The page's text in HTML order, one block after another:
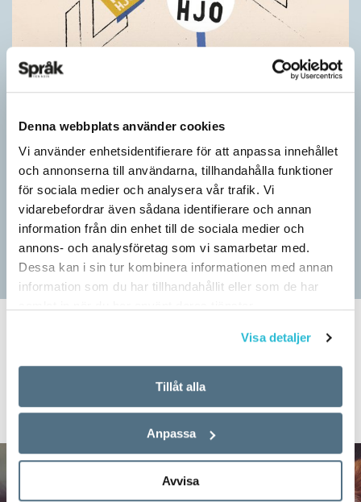
Denna webbplats använder cookies
Vi använder enhetsidentifierare för att anpassa innehållet
och annonserna till användarna, tillhandahålla funktioner
för sociala medier och analysera vår trafik. Vi
vidarebefordrar även sådana identifierare och annan
information från din enhet till de sociala medier och
annons- och analysföretag som vi samarbetar med.
Dessa kan i sin tur kombinera informationen med annan
information som du har tillhandahållit eller som de har
Visa detaljer
Tillåt alla
Anpassa
Avvisa
Pressmeddelande: Hjovisst älskar vi
SPRÅKBLOGGEN
– Vinnarna visar att lyckade ordvitsar alltid går hem. En bra
kommunslogan kombinerar ett träffsäkert budskap om
kommunen med en humoristisk knorr, säger Anders Svensson,
Veckans nyord:
djuränkling